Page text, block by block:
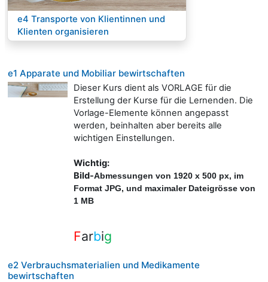
Kurs:
e4 Transporte von Klientinnen und
Klienten organisieren
e1 Apparate und Mobiliar bewirtschaften
Dieser Kurs dient als VORLAGE für die
Erstellung der Kurse für die Lernenden. Die
Vorlage-Elemente können angepasst
werden, beinhalten aber bereits alle
wichtigen Einstellungen.
Wichtig:
Bild-Abmessungen von 1920 x 500 px, im
Format JPG, und maximaler Dateigrösse von
1 MB
Farbig
e2 Verbrauchsmaterialien und Medikamente
bewirtschaften